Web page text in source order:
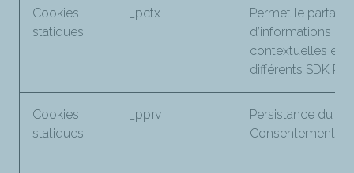
Cookies
statiques
_pctx
Permet le partage
d’informations
contextuelles
différents SDK
Cookies
statiques
_pprv
Persistance du
Consentement.